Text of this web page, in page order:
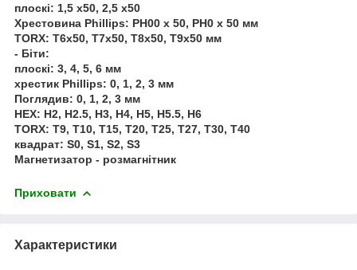
плоскі: 1,5 х50, 2,5 х50
Хрестовина Phillips: PH00 x 50, PH0 x 50 мм
TORX: T6x50, T7x50, T8x50, T9x50 мм
- Біти:
плоскі: 3, 4, 5, 6 мм
хрестик Phillips: 0, 1, 2, 3 мм
Поглядив: 0, 1, 2, 3 мм
HEX: H2, H2.5, H3, H4, H5, H5.5, H6
TORX: T9, T10, T15, T20, T25, T27, T30, T40
квадрат: S0, S1, S2, S3
Магнетизатор - розмагнітник
Приховати
Характеристики